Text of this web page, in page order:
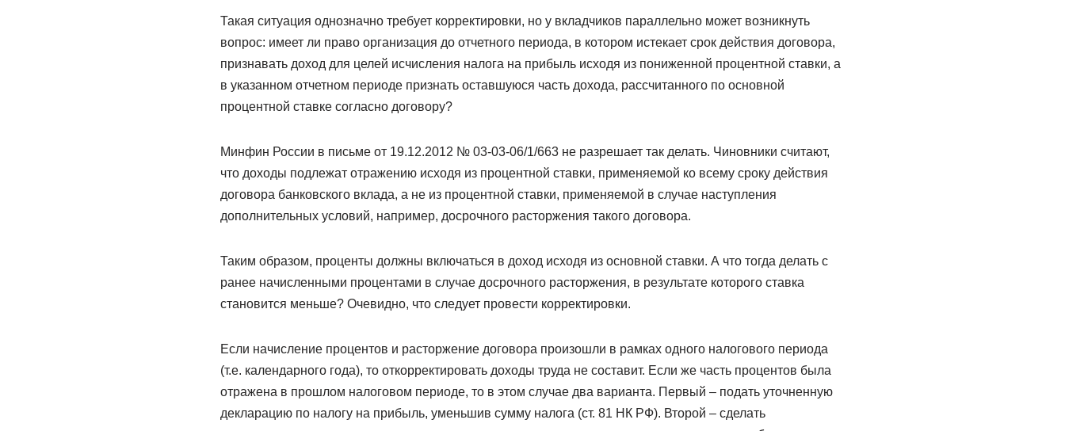
Такая ситуация однозначно требует корректировки, но у вкладчиков параллельно может возникнуть
вопрос: имеет ли право организация до отчетного периода, в котором истекает срок действия договора,
признавать доход для целей исчисления налога на прибыль исходя из пониженной процентной ставки, а
в указанном отчетном периоде признать оставшуюся часть дохода, рассчитанного по основной
процентной ставке согласно договору?
Минфин России в письме от 19.12.2012 № 03-03-06/1/663 не разрешает так делать. Чиновники считают,
что доходы подлежат отражению исходя из процентной ставки, применяемой ко всему сроку действия
договора банковского вклада, а не из процентной ставки, применяемой в случае наступления
дополнительных условий, например, досрочного расторжения такого договора.
Таким образом, проценты должны включаться в доход исходя из основной ставки. А что тогда делать с
ранее начисленными процентами в случае досрочного расторжения, в результате которого ставка
становится меньше? Очевидно, что следует провести корректировки.
Если начисление процентов и расторжение договора произошли в рамках одного налогового периода
(т.е. календарного года), то откорректировать доходы труда не составит. Если же часть процентов была
отражена в прошлом налоговом периоде, то в этом случае два варианта. Первый – подать уточненную
декларацию по налогу на прибыль, уменьшив сумму налога (ст. 81 НК РФ). Второй – сделать